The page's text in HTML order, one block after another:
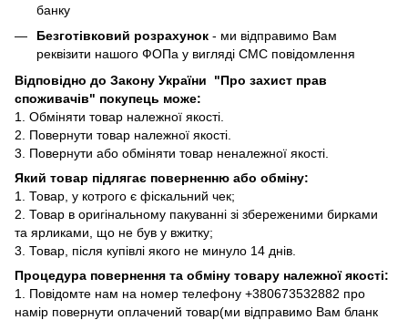
банку
Безготівковий розрахунок - ми відправимо Вам
реквізити нашого ФОПа у вигляді СМС повідомлення
Відповідно до Закону України "Про захист прав
споживачів" покупець може:
1. Обміняти товар належної якості.
2. Повернути товар належної якості.
3. Повернути або обміняти товар неналежної якості.
Який товар підлягає поверненню або обміну:
1. Товар, у котрого є фіскальний чек;
2. Товар в оригінальному пакуванні зі збереженими бирками
та ярликами, що не був у вжитку;
3. Товар, після купівлі якого не минуло 14 днів.
Процедура повернення та обміну товару належної якості:
1. Повідомте нам на номер телефону +380673532882 про
намір повернути оплачений товар(ми відправимо Вам бланк